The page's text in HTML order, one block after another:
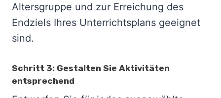
Altersgruppe und zur Erreichung des
Endziels Ihres Unterrichtsplans geeignet
sind.
Schritt 3: Gestalten Sie Aktivitäten
entsprechend